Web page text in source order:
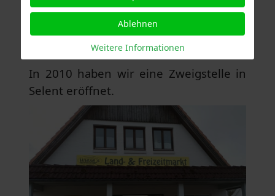
Filiale Selent
In 2010 haben wir eine Zweigstelle in
Selent eröffnet.
Ablehnen
Weitere Informationen